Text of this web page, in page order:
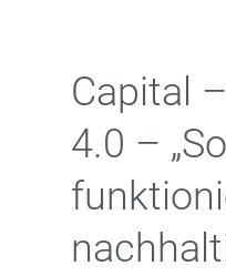
Capital
4.0 – „So